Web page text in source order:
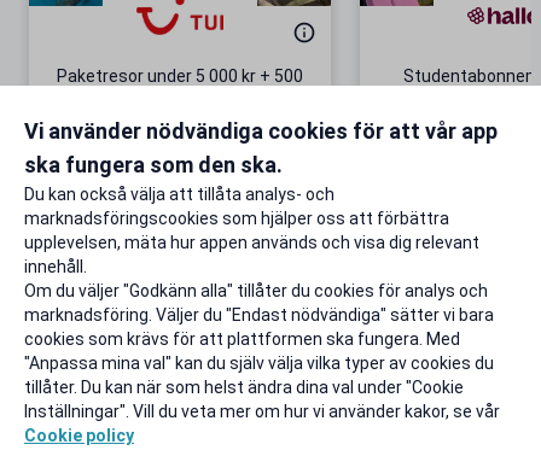
Paketresor under 5 000 kr + 500
Gäller även på redan prissänkta
Till rabatten
+ 20 GB
Vi använder nödvändiga cookies för att vår app
ska fungera som den ska.
Du kan också välja att tillåta analys- och
marknadsföringscookies som hjälper oss att förbättra
upplevelsen, mäta hur appen används och visa dig relevant
innehåll.
Om du väljer "Godkänn alla" tillåter du cookies för analys och
marknadsföring. Väljer du "Endast nödvändiga" sätter vi bara
cookies som krävs för att plattformen ska fungera. Med
"Anpassa mina val" kan du själv välja vilka typer av cookies du
tillåter. Du kan när som helst ändra dina val under "Cookie
Inställningar". Vill du veta mer om hur vi använder kakor, se vår
Cookie policy